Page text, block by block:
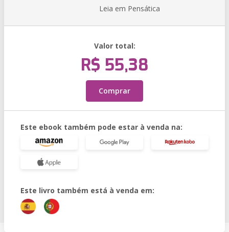
Leia em Pensática
Valor total:
R$ 55,38
Comprar
Este ebook também pode estar à venda na:
Este livro também está à venda em: